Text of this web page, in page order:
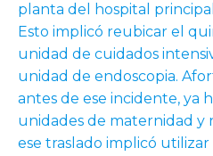
planta del hospital
Esto implicó reubicar el
unidad de cuidados
unidad de endoscopia.
antes de ese incidente, ya
unidades de maternidad y
ese traslado implicó